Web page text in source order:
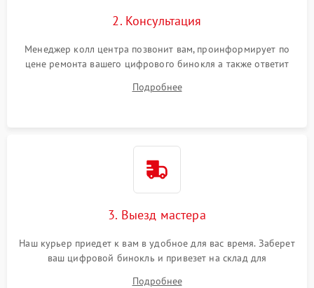
2. Консультация
Менеджер колл центра позвонит вам, проинформирует по
цене ремонта вашего цифрового бинокля а также ответит
Подробнее
3. Выезд мастера
Наш курьер приедет к вам в удобное для вас время. Заберет
ваш цифровой бинокль и привезет на склад для
Подробнее